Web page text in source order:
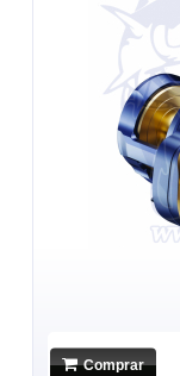
Comprar